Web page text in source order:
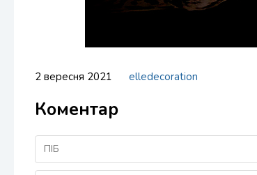
2 вересня 2021 elledecoration
Коментар